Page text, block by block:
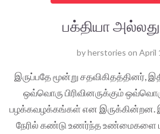
பக்தியா
byherstories on April
இருப்பதே மூன்று சதவிகிதத்தினர்,
ஒவ்வொரு பிரிவினருக்கும்
பழக்கவழக்கங்கள் என இருக்கின்றன.
நேரில் கண்டு உணர்ந்த உண்மைகளை